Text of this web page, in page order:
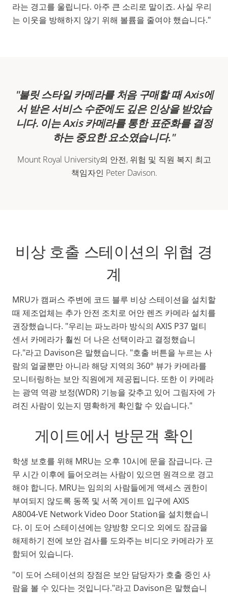
라는 경고를 울립니다. 아주 큰 소리로 말이죠. 사실 우리
는 이웃을 방해하지 않기 위해 볼륨을 줄여야 했습니다."
불릿 스타일 카메라를 처음 구매할 때 Axis에
서 받은 서비스 수준에도 깊은 인상을 받았습
니다. 이는 Axis 카메라를 통한 표준화를 결정
하는 중요한 요소였습니다.
Mount Royal University의 안전, 위험 및 직원 복지 최고
책임자인 Peter Davison.
비상 호출 스테이션의 위협 경
계
MRU가 캠퍼스 주변에 코드 블루 비상 스테이션을 설치할
때 제조업체는 추가 안전 조치로 어안 렌즈 카메라 설치를
권장했습니다. "우리는 파노라마 방식의 AXIS P37 멀티
센서 카메라가 훨씬 더 나은 선택이라고 결정했습니
다."라고 Davison은 말했습니다. "호출 버튼을 누르는 사
람의 얼굴뿐만 아니라 해당 지역의 360° 뷰가 카메라를
모니터링하는 보안 직원에게 제공됩니다. 또한 이 카메라
는 광역 역광 보정(WDR) 기능을 갖추고 있어 그림자에 가
려진 사람이 있는지 명확하게 확인할 수 있습니다."
게이트에서 방문객 확인
학생 보호를 위해 MRU는 오후 10시에 문을 잠급니다. 근
무 시간 이후에 들어오려는 사람이 있으면 원격으로 경고
해야 합니다. MRU는 임의의 사람들에게 액세스 권한이
부여되지 않도록 동쪽 및 서쪽 게이트 입구에 AXIS
A8004-VE Network Video Door Station을 설치했습니
다. 이 도어 스테이션에는 양방향 오디오 외에도 잠금을
해제하기 전에 보안 검사를 도와주는 비디오 카메라가 포
함되어 있습니다.
"이 도어 스테이션의 장점은 보안 담당자가 호출 중인 사
람을 볼 수 있다는 것입니다."라고 Davison은 말했습니